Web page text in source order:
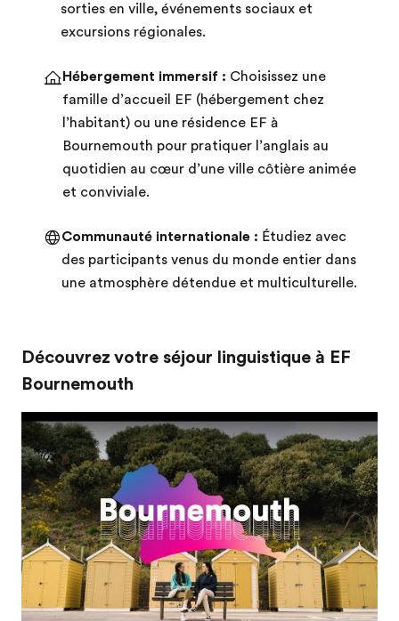
sorties en ville, événements sociaux et
excursions régionales.
Hébergement immersif : Choisissez une
famille d’accueil EF (hébergement chez
l’habitant) ou une résidence EF à
Bournemouth pour pratiquer l’anglais au
quotidien au cœur d’une ville côtière animée
et conviviale.
Communauté internationale : Étudiez avec
des participants venus du monde entier dans
une atmosphère détendue et multiculturelle.
Découvrez votre séjour linguistique à EF
Bournemouth
Play